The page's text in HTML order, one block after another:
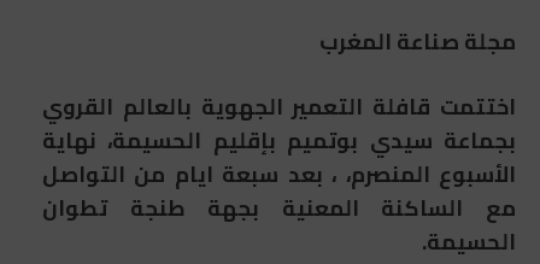
مجلة صناعة المغرب
اختتمت قافلة التعمير الجهوية بالعالم القروي
بجماعة سيدي بوتميم بإقليم الحسيمة، نهاية
الأسبوع المنصرم، ، بعد سبعة ايام من التواصل
مع الساكنة المعنية بجهة طنجة تطوان
الحسيمة.